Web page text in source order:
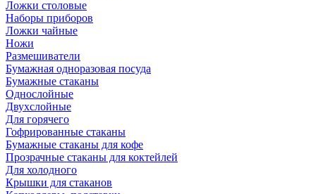
Ложки столовые
Наборы приборов
Ложки чайные
Ножи
Размешиватели
Бумажная одноразовая посуда
Бумажные стаканы
Однослойные
Двухслойные
Для горячего
Гофрированные стаканы
Бумажные стаканы для кофе
Прозрачные стаканы для коктейлей
Для холодного
Крышки для стаканов